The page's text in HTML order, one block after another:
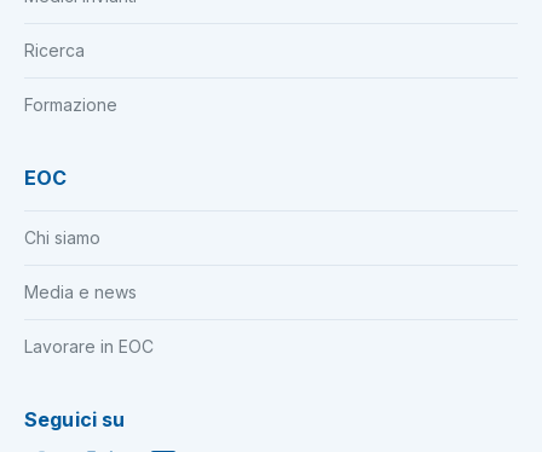
Ricerca
Formazione
EOC
Chi siamo
Media e news
Lavorare in EOC
Seguici su